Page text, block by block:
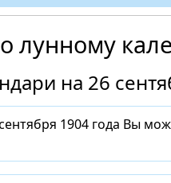
лунному
на 26
1904 года Вы